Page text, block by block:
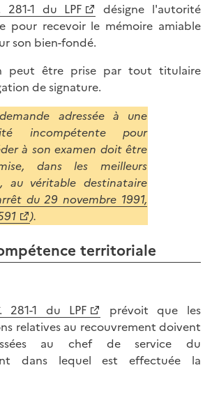
281-1 du LPF
désigne l'autorité
pour recevoir le mémoire amiable
son bien-fondé.
peut être prise par tout titulaire
de signature.
adressée à une
incompétente pour
à son examen doit être
dans les meilleurs
au véritable destinataire
du 29 novembre 1991,
).
territoriale
281-1 du LPF
prévoit que les
relatives au recouvrement doivent
au chef de service du
dans lequel est effectuée la